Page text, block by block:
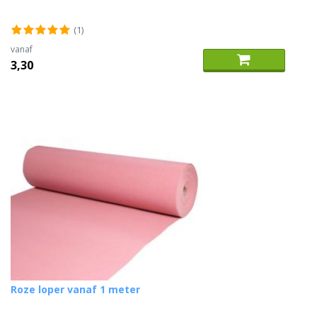
(1)
vanaf
3,30
Roze loper vanaf 1 meter